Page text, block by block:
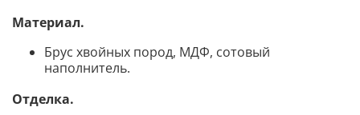
Материал.
Брус хвойных пород, МДФ, сотовый
наполнитель.
Отделка.